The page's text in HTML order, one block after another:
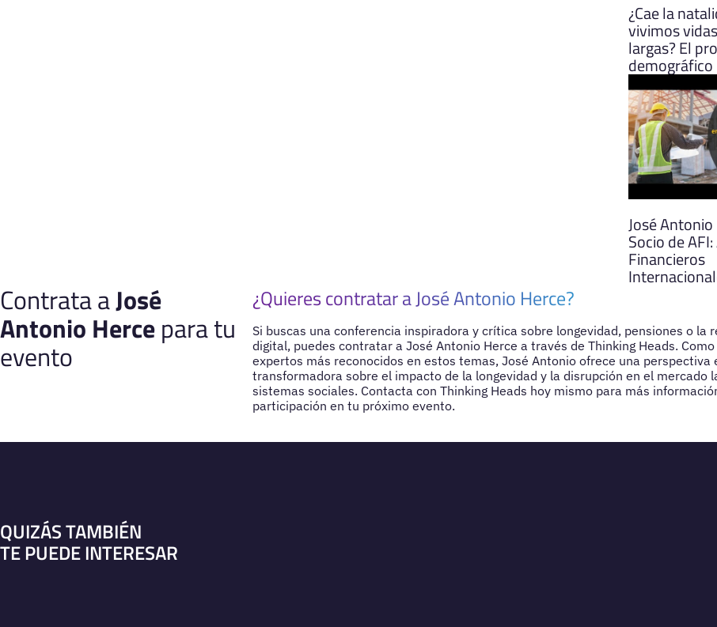
¿Cae la
vivimos
largas? El
demográfico
José Antonio
Socio de
Financieros
Contrata aJosé
Antonio Hercepara tu
evento
¿Quieres contratar a José Antonio Herce?
Si buscas una conferencia inspiradora y crítica sobre longevidad, pensiones o la
digital, puedes contratar a José Antonio Herce a través de Thinking Heads.
expertos más reconocidos en estos temas, José Antonio ofrece una perspectiva
transformadora sobre el impacto de la longevidad y la disrupción en el mercado
sistemas sociales. Contacta con Thinking Heads hoy mismo para más
participación en tu próximo evento.
QUIZÁS TAMBIÉN
TE PUEDE INTERESAR